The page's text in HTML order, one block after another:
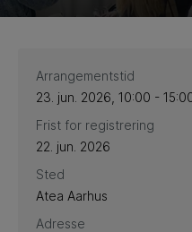
Arrangementstid
23. jun. 2026, 10:00 -
Frist for registrering
22. jun. 2026
Sted
Atea Aarhus
Adresse